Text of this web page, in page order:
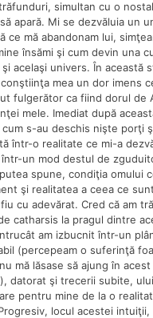
simultan cu o
apară. Mi se dezvăluia un
ce mă abandonam lui,
însămi şi cum devin una
acelaşi univers. În această
mea un dor imens
fulgerător ca fiind dorul de
mele. Imediat după
s-au deschis nişte porţi
într-o realitate ce mi-a
un mod destul de
spune, condiţia omului
şi realitatea a ceea ce
cu adevărat. Cred că am
catharsis la pragul dintre
am izbucnit într-un
(percepeam o suferinţă
mă lăsase să ajung în
datorat şi trecerii subite,
pentru mine de la o
locul acestei intuiţii,